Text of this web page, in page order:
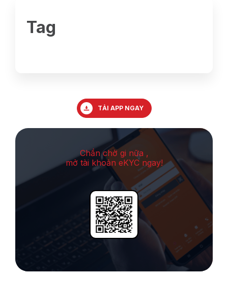
Tag
TẢI APP NGAY
Chần chờ gi nữa ,
mở tài khoản eKYC ngay!